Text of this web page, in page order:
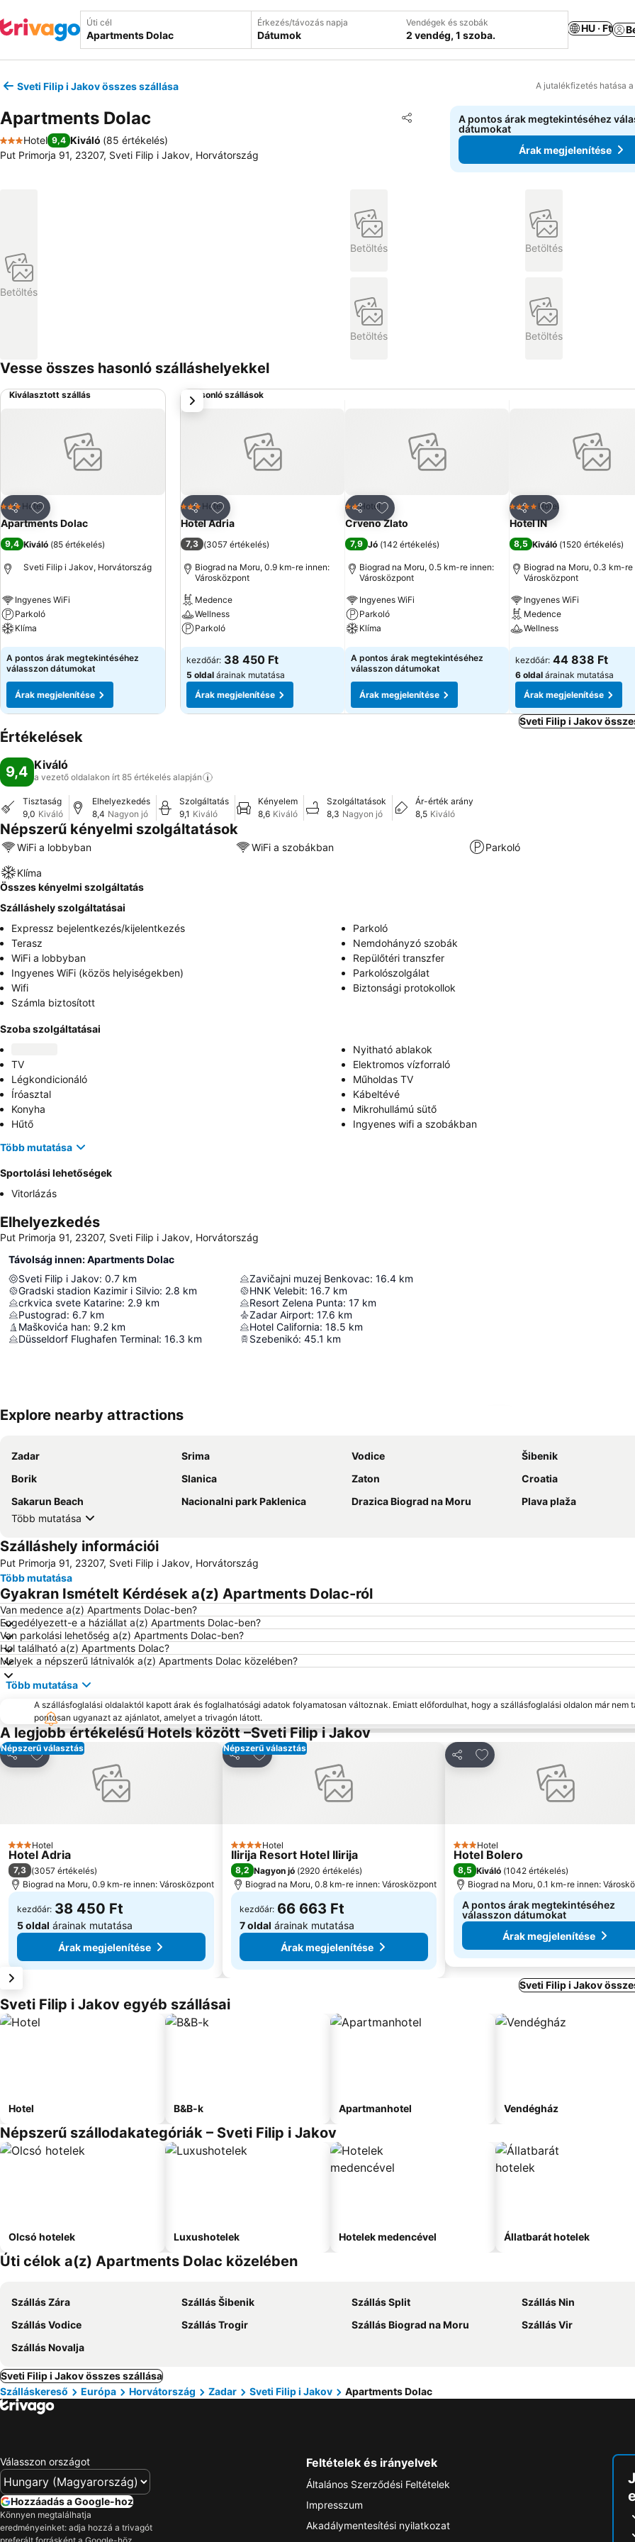
Úti cél Érkezés/távozás napja
Dátumok
Vendégek és szobák
2 vendég, 1 szoba.
HU · Ft
Sveti Filip i Jakov összes szállása A jutalékfizetés hatása
Apartments Dolac Megosztás
Hozzáadás a kedvencekhez
3 Kategória
Hotel 9,4 Kiváló (85 értékelés)
Put Primorja 91, 23207, Sveti Filip i Jakov, Horvátország
A pontos árak megtekintéséhez
dátumokat
Árak megjelenítése
Betöltés
Betöltés Betöltés
Betöltés Betöltés
Vesse összes hasonló szálláshelyekkel
Kiválasztott szállás
Megosztás
Hozzáadás a kedvencekhez
3 Kategória
Hotel
Apartments Dolac
9,4 Kiváló (85 értékelés)
Sveti Filip i Jakov, Horvátország
Ingyenes WiFi
Parkoló
Klíma
Árak megjelenítése
A pontos árak megtekintéséhez
válasszon dátumokat
Árak megjelenítése
Hasonló szállások
Megosztás
Hozzáadás a kedvencekhez
3 Kategória
Hotel
Hotel Adria
7,3 (3057 értékelés)
Biograd na Moru, 0.9 km-re innen:
Városközpont
Medence
Wellness
Parkoló
Árak megjelenítése
kezdőár: 38 450 Ft
5 oldal árainak mutatása
Árak megjelenítése
Megosztás
Hozzáadás a kedvencekhez
2 Kategória
Hotel
Crveno Zlato
7,9 Jó (142 értékelés)
Biograd na Moru, 0.5 km-re innen:
Városközpont
Ingyenes WiFi
Parkoló
Klíma
Árak megjelenítése
A pontos árak megtekintéséhez
válasszon dátumokat
Árak megjelenítése
Megosztás
Hozzáadás a
4 Kategória
Hotel
Hotel IN
8,5 Kiváló (1520 értékelés)
Biograd na Moru, 0.3 km-re
Városközpont
Ingyenes WiFi
Medence
Wellness
Árak megjelenítése
kezdőár: 44 838 Ft
6 oldal árainak mutatása
Árak megjelenítése
következő
Sveti Filip i Jakov
Értékelések
9,4 Kiváló
a vezető oldalakon írt 85 értékelés alapján
Tisztaság
9,0 Kiváló
Elhelyezkedés
8,4 Nagyon jó
Szolgáltatás
9,1 Kiváló
Kényelem
8,6 Kiváló
Szolgáltatások
8,3 Nagyon jó
Ár-érték arány
8,5 Kiváló
Népszerű kényelmi szolgáltatások
WiFi a lobbyban WiFi a szobákban Parkoló
Klíma
Összes kényelmi szolgáltatás
Szálláshely szolgáltatásai
Expressz bejelentkezés/kijelentkezés
Parkoló
Terasz
Nemdohányzó szobák
WiFi a lobbyban
Repülőtéri transzfer
Ingyenes WiFi (közös helyiségekben)
Parkolószolgálat
Wifi
Biztonsági protokollok
Számla biztosított
Szoba szolgáltatásai
Nyitható ablakok
TV
Elektromos vízforraló
Légkondicionáló
Műholdas TV
Íróasztal
Kábeltévé
Konyha
Mikrohullámú sütő
Hűtő
Ingyenes wifi a szobákban
Több mutatása
Sportolási lehetőségek
Vitorlázás
Elhelyezkedés
Put Primorja 91, 23207, Sveti Filip i Jakov, Horvátország
Távolság innen: Apartments Dolac
Sveti Filip i Jakov: 0.7 km
Gradski stadion Kazimir i Silvio: 2.8 km
crkvica svete Katarine: 2.9 km
Pustograd: 6.7 km
Maškovića han: 9.2 km
Düsseldorf Flughafen Terminal: 16.3 km
Zavičajni muzej Benkovac: 16.4 km
HNK Velebit: 16.7 km
Resort Zelena Punta: 17 km
Zadar Airport: 17.6 km
Hotel California: 18.5 km
Szebenikó: 45.1 km
Explore nearby attractions
Zadar Srima Vodice
Šibenik
Borik
Slanica Zaton
Croatia
Sakarun Beach
Nacionalni park Paklenica Drazica Biograd na Moru
Plava plaža
Több mutatása
Szálláshely információi
Put Primorja 91, 23207, Sveti Filip i Jakov, Horvátország
Több mutatása
Gyakran Ismételt Kérdések a(z) Apartments Dolac-ról
Van medence a(z) Apartments Dolac-ben?
Engedélyezett-e a háziállat a(z) Apartments Dolac-ben?
Van parkolási lehetőség a(z) Apartments Dolac-ben?
Hol található a(z) Apartments Dolac?
Melyek a népszerű látnivalók a(z) Apartments Dolac közelében?
Több mutatása
A szállásfoglalási oldalaktól kapott árak és foglalhatósági adatok folyamatosan változnak. Emiatt előfordulhat, hogy a szállásfoglalási oldalon már nem
pontosan ugyanazt az ajánlatot, amelyet a trivagón látott.
A legjobb értékelésű Hotels között –Sveti Filip i Jakov
Népszerű választás
Megosztás
Hozzáadás a kedvencekhez
3 Kategória
Hotel
Hotel Adria
7,3 (3057 értékelés)
Biograd na Moru, 0.9 km-re innen: Városközpont
kezdőár: 38 450 Ft
5 oldal árainak mutatása
Árak megjelenítése
Népszerű választás
Megosztás
Hozzáadás a kedvencekhez
4 Kategória
Hotel
Ilirija Resort Hotel Ilirija
8,2 Nagyon jó (2920 értékelés)
Biograd na Moru, 0.8 km-re innen: Városközpont
kezdőár: 66 663 Ft
7 oldal árainak mutatása
Árak megjelenítése
Megosztás
Hozzáadás a kedvencekhez
3 Kategória
Hotel
Hotel Bolero
8,5 Kiváló (1042 értékelés)
Biograd na Moru, 0.1 km-re innen:
A pontos árak megtekintéséhez
válasszon dátumokat
Árak megjelenítése
Sveti Filip i Jakov
Sveti Filip i Jakov egyéb szállásai
Hotel B&B-k Apartmanhotel Vendégház
Népszerű szállodakategóriák – Sveti Filip i Jakov
Olcsó hotelek Luxushotelek Hotelek medencével Állatbarát hotelek
Úti célok a(z) Apartments Dolac közelében
Szállás Zára Szállás Šibenik Szállás Split
Szállás Nin
Szállás Vodice
Szállás Trogir Szállás Biograd na Moru
Szállás Vir
Szállás Novalja
Sveti Filip i Jakov összes szállása
Szálláskereső
Európa Horvátország Zadar Sveti Filip i Jakov Apartments Dolac
Válasszon országot
Hozzáadás a Google-hoz
Könnyen megtalálhatja
eredményeinket: adja hozzá a trivagót
Feltételek és irányelvek
Általános Szerződési Feltételek
Impresszum
Akadálymentesítési nyilatkozat